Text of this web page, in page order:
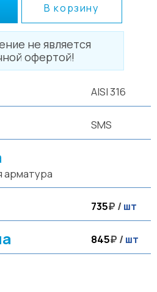
В корзину
не является
офертой!
AISI 316
SMS
арматура
735₽ /шт
845₽ /шт